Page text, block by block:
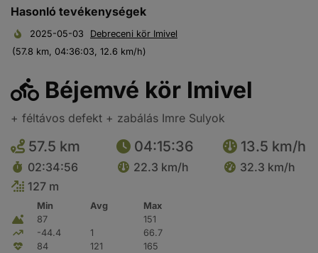
Hasonló tevékenységek
2025-05-03
Debreceni kör Imivel
(57.8 km, 04:36:03, 12.6 km/h)
Béjemvé kör Imivel
+ féltávos defekt + zabálás Imre Sulyok
57.5 km 04:15:36 13.5 km/h
02:34:56 22.3 km/h
32.3 km/h
127 m
Min Avg
Max
87
151
-44.4
1
66.7
84
121
165